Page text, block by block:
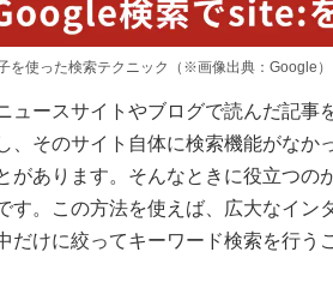
を使った検索テクニック（※画像出典：Google）
ュースサイトやブログで読んだ記事
、そのサイト自体に検索機能がなか
があります。そんなときに役立つの
す。この方法を使えば、広大なイン
だけに絞ってキーワード検索を行う